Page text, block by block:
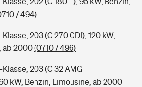
/ 494)
203 (C 270 CDI), 120 kW,
ab 2000(0710 / 496)
203 (C 32 AMG
kW, Benzin, Limousine, ab 2000